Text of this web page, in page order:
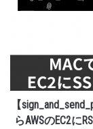
【
らAWSのEC2に